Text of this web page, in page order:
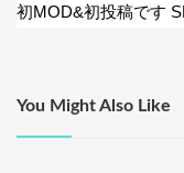
k
ナ
ゲ
ー
初MOD&初投稿です
You Might Also Like